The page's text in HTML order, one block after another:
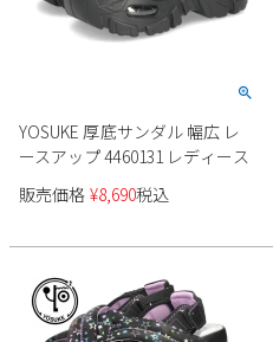
YOSUKE 厚底サンダル 幅広 レ
ースアップ 4460131 レディース
販売価格 ¥8,690税込